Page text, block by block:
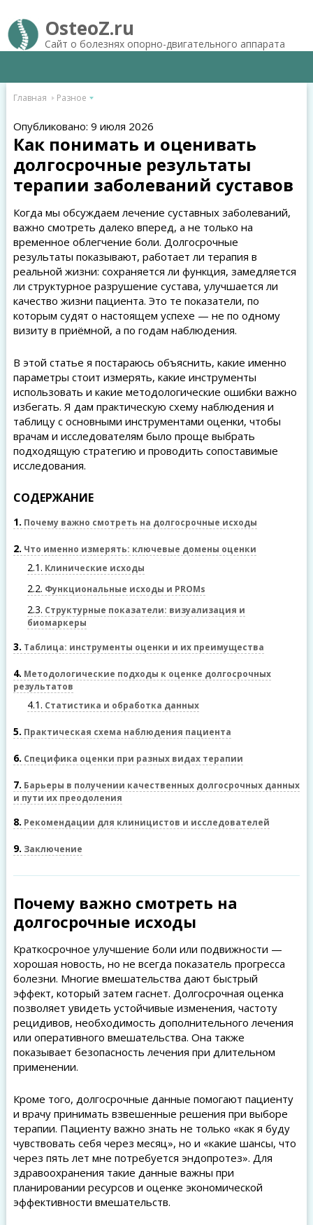
OsteoZ.ru
Сайт о болезнях опорно-двигательного аппарата
Главная Разное
Опубликовано: 9 июля 2026
Как понимать и оценивать
долгосрочные результаты
терапии заболеваний суставов
Когда мы обсуждаем лечение суставных заболеваний,
важно смотреть далеко вперед, а не только на
временное облегчение боли. Долгосрочные
результаты показывают, работает ли терапия в
реальной жизни: сохраняется ли функция, замедляется
ли структурное разрушение сустава, улучшается ли
качество жизни пациента. Это те показатели, по
которым судят о настоящем успехе — не по одному
визиту в приёмной, а по годам наблюдения.
В этой статье я постараюсь объяснить, какие именно
параметры стоит измерять, какие инструменты
использовать и какие методологические ошибки важно
избегать. Я дам практическую схему наблюдения и
таблицу с основными инструментами оценки, чтобы
врачам и исследователям было проще выбрать
подходящую стратегию и проводить сопоставимые
исследования.
СОДЕРЖАНИЕ
1 Почему важно смотреть на долгосрочные исходы
2 Что именно измерять: ключевые домены оценки
2.1 Клинические исходы
2.2 Функциональные исходы и PROMs
2.3 Структурные показатели: визуализация и
биомаркеры
3 Таблица: инструменты оценки и их преимущества
4 Методологические подходы к оценке долгосрочных
результатов
4.1 Статистика и обработка данных
5 Практическая схема наблюдения пациента
6 Специфика оценки при разных видах терапии
7 Барьеры в получении качественных долгосрочных данных
и пути их преодоления
8 Рекомендации для клиницистов и исследователей
9 Заключение
Почему важно смотреть на
долгосрочные исходы
Краткосрочное улучшение боли или подвижности —
хорошая новость, но не всегда показатель прогресса
болезни. Многие вмешательства дают быстрый
эффект, который затем гаснет. Долгосрочная оценка
позволяет увидеть устойчивые изменения, частоту
рецидивов, необходимость дополнительного лечения
или оперативного вмешательства. Она также
показывает безопасность лечения при длительном
применении.
Кроме того, долгосрочные данные помогают пациенту
и врачу принимать взвешенные решения при выборе
терапии. Пациенту важно знать не только «как я буду
чувствовать себя через месяц», но и «какие шансы, что
через пять лет мне потребуется эндопротез». Для
здравоохранения такие данные важны при
планировании ресурсов и оценке экономической
эффективности вмешательств.